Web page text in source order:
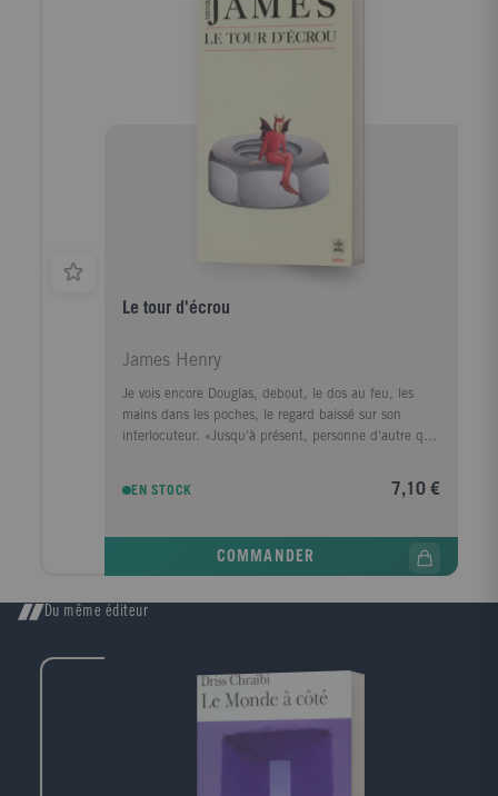
d'entre eux de réussir à vous persuader qu'il vous
aime. C'est alors que vous verrez ce qu'il fera de vous
et à quelles extrémités son amour l'entraînera !
Le tour d'écrou
James Henry
Je vois encore Douglas, debout, le dos au feu, les
mains dans les poches, le regard baissé sur son
interlocuteur. «Jusqu'à présent, personne d'autre que
Plusieurs voix s'étant naturellement élevées pour
déclarer que cela donnait le plus grand prix à la
ménageant son triomphe: «Cela surpasse tout. Je ne
demandé: «Rien d'aussi franchement terrifiant?» Il
sur les yeux et fit une petite grimace: «Rien d'aussi
épouvantablement... épouvantable!» «Oh, quel
délice!» s'écria quelqu'un - une femme.Le Tour
d'écrou est unanimement considéré comme le chef-
EN STOCK 7,10 €
COMMANDER
Du même éditeur